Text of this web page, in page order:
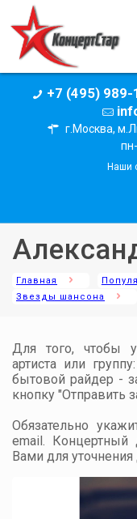
+7 (495)
г.Москва,
Наши
Главная
Звезды шансона
Для того, чтобы
артиста или
бытовой райдер -
кнопку "Отправить
Обязательно
email. Концертный
Вами для